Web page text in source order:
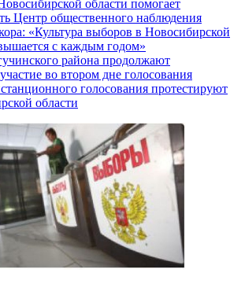
области помогает
Центр общественного наблюдения
«Культура выборов в Новосибирской
с каждым годом»
района продолжают
во втором дне голосования
голосования протестируют
области